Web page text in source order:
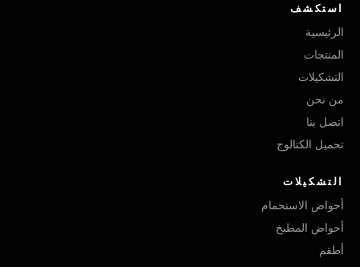
استكشف
الرئيسية
المنتجات
التشكيلات
من نحن
اتصل بنا
تحميل الكتالوج
التشكيلات
أحواض الاستحمام
أحواض المطبخ
أطقم